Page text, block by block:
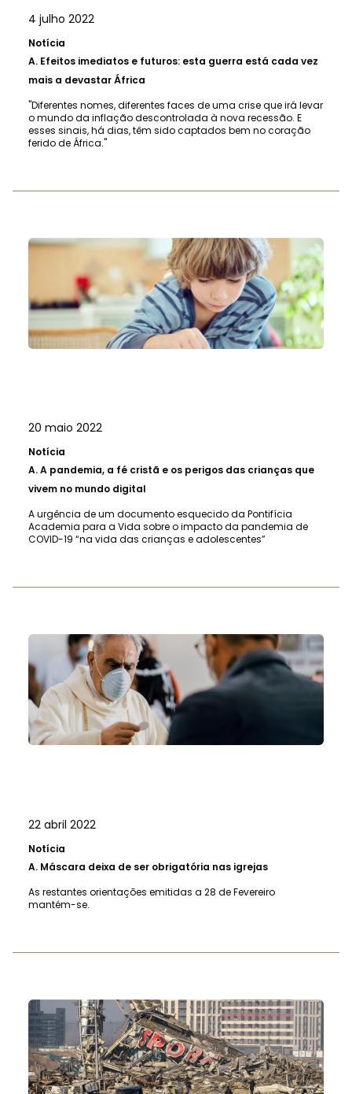
4 julho 2022
Notícia
A. Efeitos imediatos e futuros: esta guerra está cada vez
mais a devastar África
"Diferentes nomes, diferentes faces de uma crise que irá levar
o mundo da inflação descontrolada à nova recessão. E
esses sinais, há dias, têm sido captados bem no coração
ferido de África."
20 maio 2022
Notícia
A.A pandemia, a fé cristã e os perigos das crianças que
vivem no mundo digital
A urgência de um documento esquecido da Pontifícia
Academia para a Vida sobre o impacto da pandemia de
COVID-19 “na vida das crianças e adolescentes”
22 abril 2022
Notícia
A. Máscara deixa de ser obrigatória nas igrejas
As restantes orientações emitidas a 28 de Fevereiro
mantém-se.